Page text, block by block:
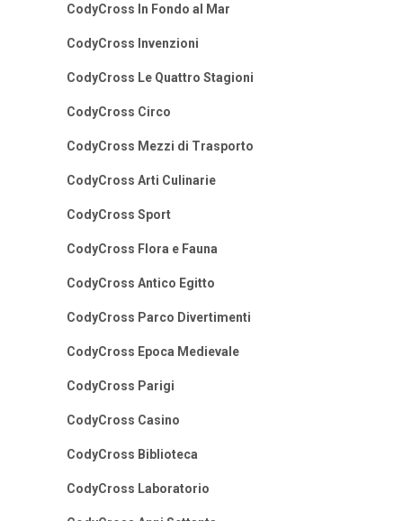
CodyCross In Fondo al Mar
CodyCross Invenzioni
CodyCross Le Quattro Stagioni
CodyCross Circo
CodyCross Mezzi di Trasporto
CodyCross Arti Culinarie
CodyCross Sport
CodyCross Flora e Fauna
CodyCross Antico Egitto
CodyCross Parco Divertimenti
CodyCross Epoca Medievale
CodyCross Parigi
CodyCross Casino
CodyCross Biblioteca
CodyCross Laboratorio